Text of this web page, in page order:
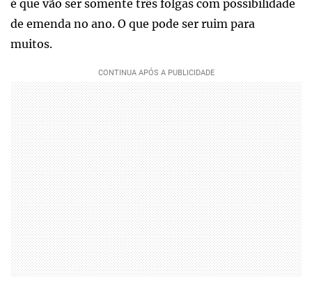
é que vão ser somente três folgas com possibilidade
de emenda no ano. O que pode ser ruim para
muitos.